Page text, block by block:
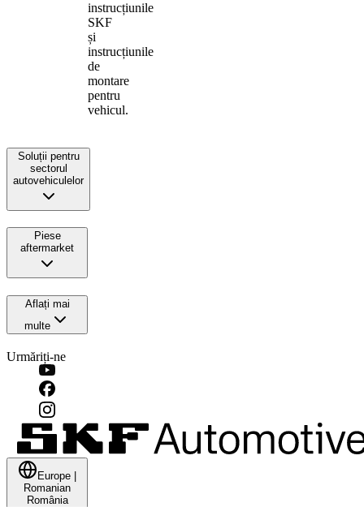
instrucțiunile
SKF
și
instrucțiunile
de
montare
pentru
vehicul.
Soluții pentru
sectorul
autovehiculelor
Piese
aftermarket
Aflați mai
multe
Urmăriți-ne
Europe
Romanian
România